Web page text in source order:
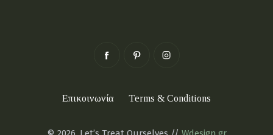
Επικοινωνία Terms & Conditions